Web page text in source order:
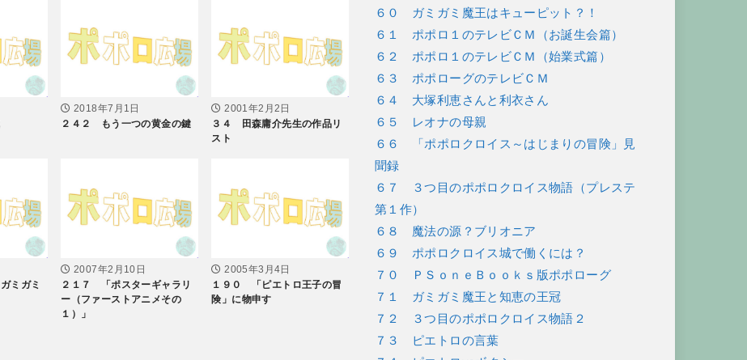
2018年7月1日
２４２ もう一つの黄金の鍵
2001年2月2日
３４ 田森庸介先生の作品リ
スト
ミガミ
2007年2月10日
２１７ 「ポスターギャラリ
ー（ファーストアニメその
１）」
2005年3月4日
１９０ 「ピエトロ王子の冒
険」に物申す
６０ ガミガミ魔王はキューピット？！
６１ ポポロ１のテレビＣＭ（お誕生会篇）
６２ ポポロ１のテレビＣＭ（始業式篇）
６３ ポポローグのテレビＣＭ
６４ 大塚利恵さんと利衣さん
６５ レオナの母親
６６ 「ポポロクロイス～はじまりの冒険」見
聞録
６７ ３つ目のポポロクロイス物語（プレステ
第１作）
６８ 魔法の源？ブリオニア
６９ ポポロクロイス城で働くには？
７０ ＰＳｏｎｅＢｏｏｋｓ版ポポローグ
７１ ガミガミ魔王と知恵の王冠
７２ ３つ目のポポロクロイス物語２
７３ ピエトロの言葉